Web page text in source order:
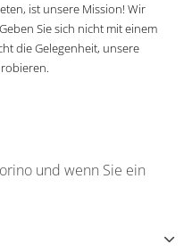
ist unsere Mission! Wir
Sie sich nicht mit einem
die Gelegenheit, unsere
und wenn Sie ein